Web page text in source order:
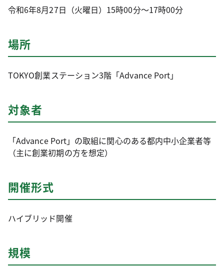
令和6年8月27日（火曜日）15時00分～17時00分
場所
TOKYO創業ステーション3階「Advance Port」
対象者
「Advance Port」の取組に関心のある都内中小企業者等
（主に創業初期の方を想定）
開催形式
ハイブリッド開催
規模